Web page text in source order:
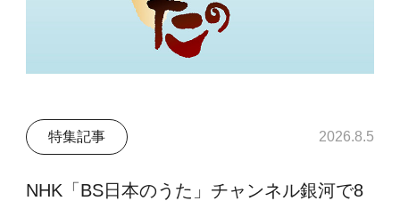
特集記事 2026.8.5
NHK「BS日本のうた」チャンネル銀河で8